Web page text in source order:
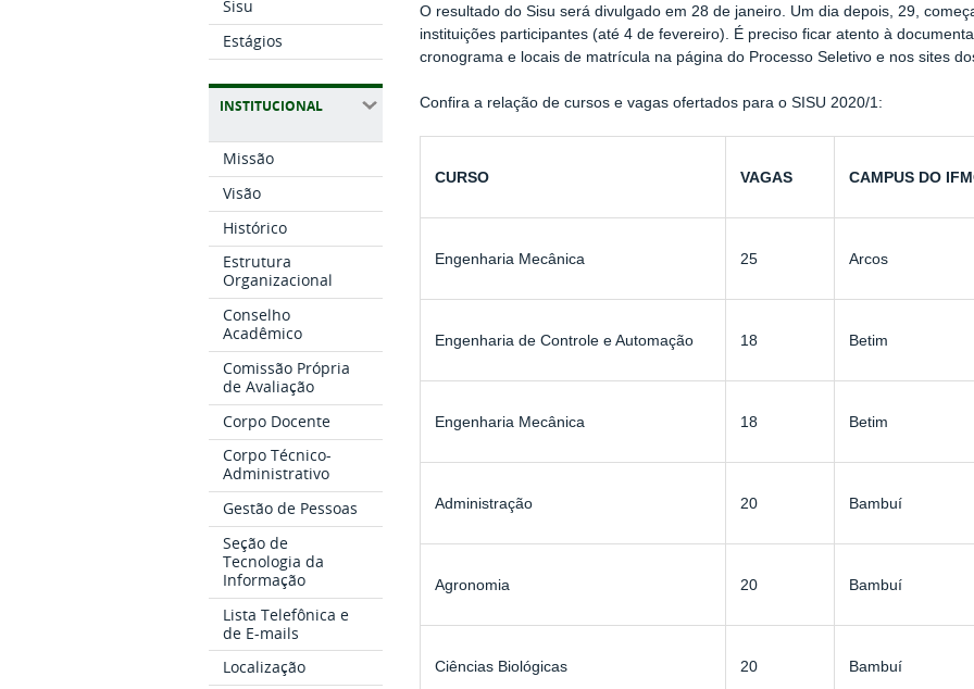
Sisu
Estágios
INSTITUCIONAL
Missão
Visão
Histórico
Estrutura
Organizacional
Conselho
Acadêmico
Comissão Própria
de Avaliação
Corpo Docente
Corpo Técnico-
Administrativo
Gestão de Pessoas
Seção de
Tecnologia da
Informação
Lista Telefônica e
de E-mails
Localização
O resultado do Sisu será divulgado em 28 de janeiro. Um dia depois, 29,
instituições participantes (até 4 de fevereiro). É preciso ficar atento à
cronograma e locais de matrícula na página do Processo Seletivo e nos sites
Confira a relação de cursos e vagas ofertados para o SISU 2020/1:
CURSO VAGAS CAMPUS DO
Engenharia Mecânica 25 Arcos
Engenharia de Controle e Automação 18 Betim
Engenharia Mecânica 18 Betim
Administração 20 Bambuí
Agronomia 20 Bambuí
Ciências Biológicas 20 Bambuí